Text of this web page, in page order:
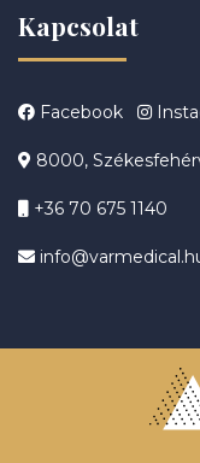
Kapcsolat
Facebook
8000,
+36 70 675 1140